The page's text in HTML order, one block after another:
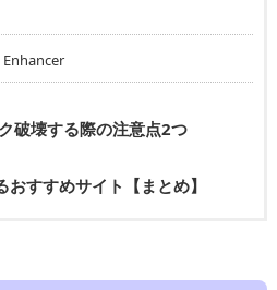
破壊する際の注意点2つ
すすめサイト【まとめ】